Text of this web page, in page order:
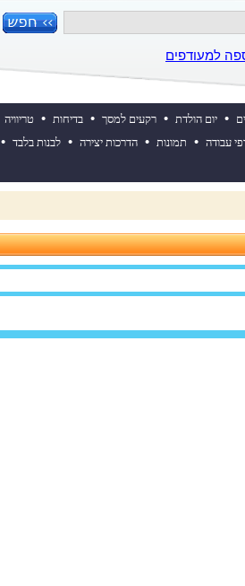
למעודפים
• יום הולדת • רקעים למסך • בדיחות • טריוויה
עבודה • תמונות • הדרכות יצירה • לבנות בלבד •